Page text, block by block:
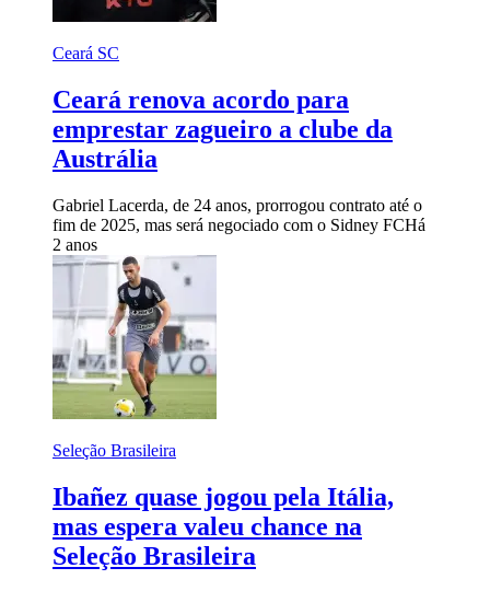
Ceará SC
Ceará renova acordo para
emprestar zagueiro a clube da
Austrália
Gabriel Lacerda, de 24 anos, prorrogou contrato até o
fim de 2025, mas será negociado com o Sidney FCHá
2 anos
Seleção Brasileira
Ibañez quase jogou pela Itália,
mas espera valeu chance na
Seleção Brasileira